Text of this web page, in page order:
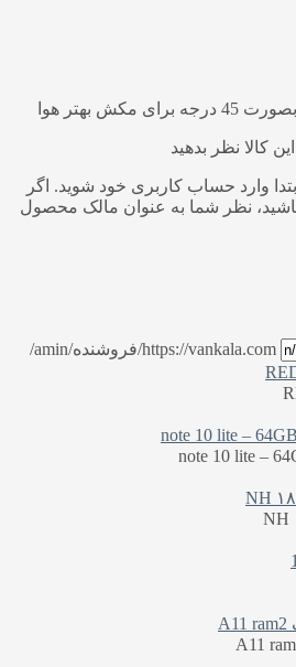
بهتر هوا
کالا نظر بدهید
وارد حساب کاربری خود شوید. اگر
نظر شما به عنوان مالک محصول
https://vankala.com/فروشنده/amin/